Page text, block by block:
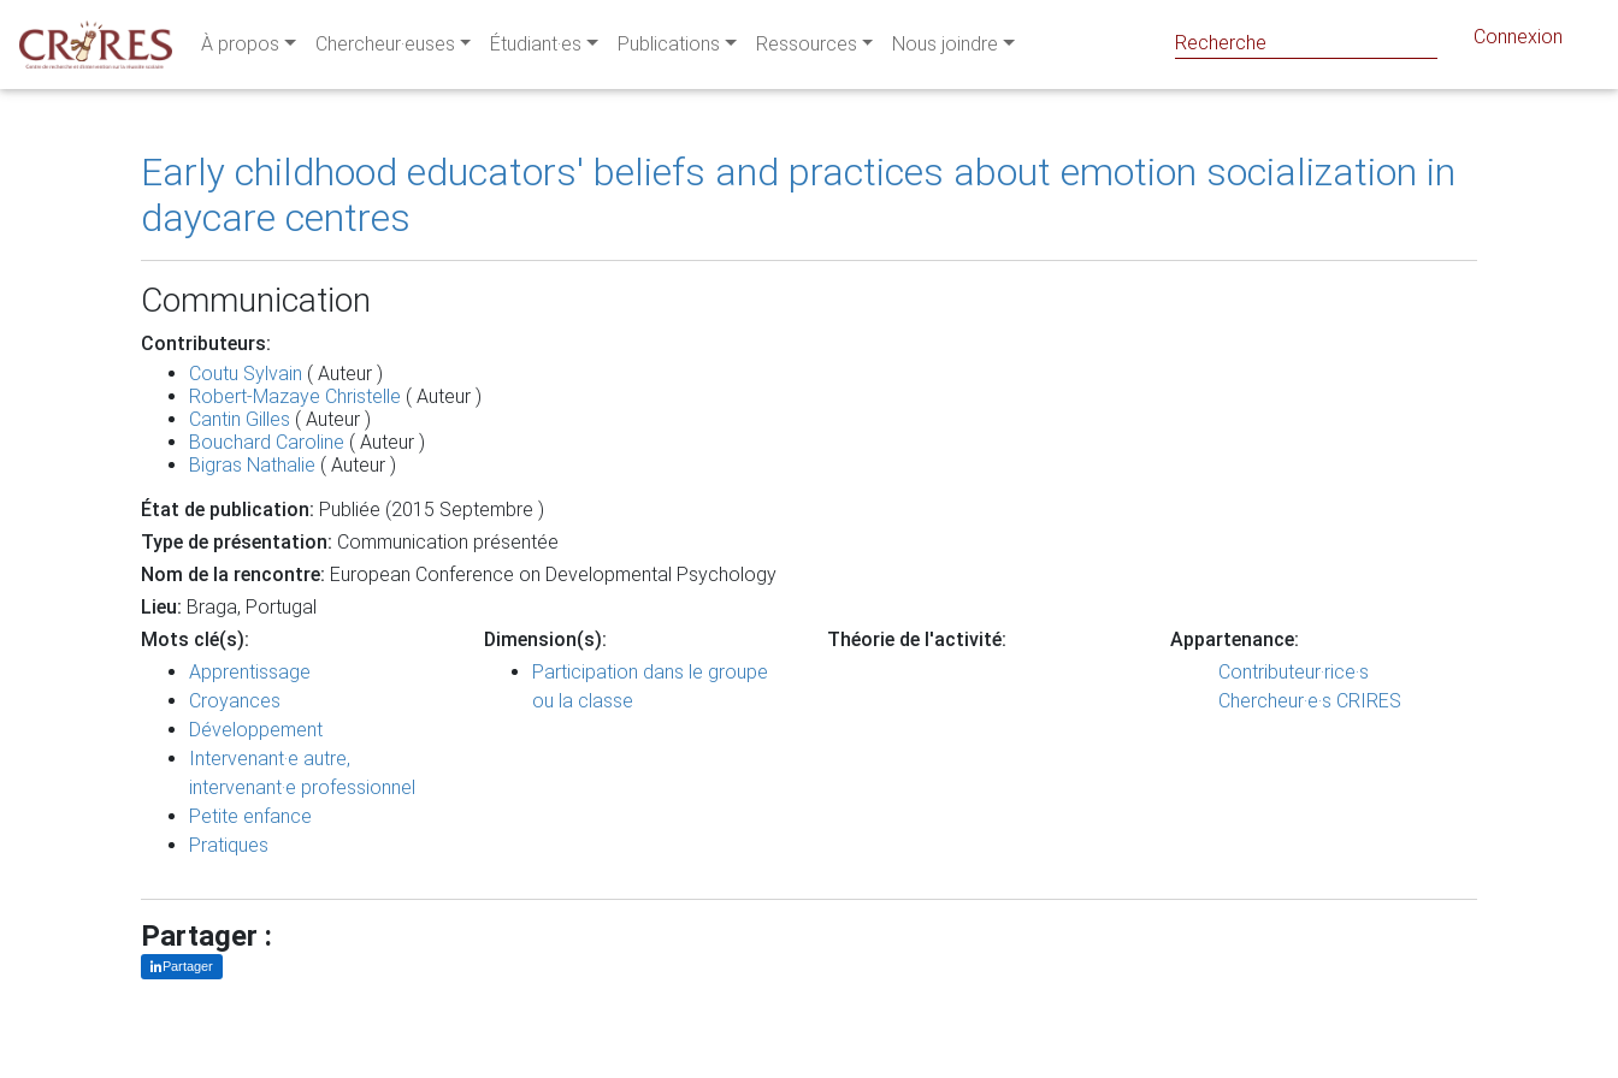
À propos Chercheur·euses Étudiant·es Publications Ressources Nous joindre Connexion
Early childhood educators' beliefs and practices about emotion socialization in
daycare centres
Communication
Contributeurs:
Coutu Sylvain ( Auteur )
Robert-Mazaye Christelle ( Auteur )
Cantin Gilles ( Auteur )
Bouchard Caroline ( Auteur )
Bigras Nathalie ( Auteur )
État de publication: Publiée (2015 Septembre )
Type de présentation: Communication présentée
Nom de la rencontre: European Conference on Developmental Psychology
Lieu: Braga, Portugal
Mots clé(s):
Apprentissage
Croyances
Développement
Intervenant·e autre,
intervenant·e professionnel
Petite enfance
Pratiques
Dimension(s):
Participation dans le groupe
ou la classe
Théorie de l'activité:
Appartenance:
Contributeur·rice·s
Chercheur·e·s CRIRES
Partager :
Partager